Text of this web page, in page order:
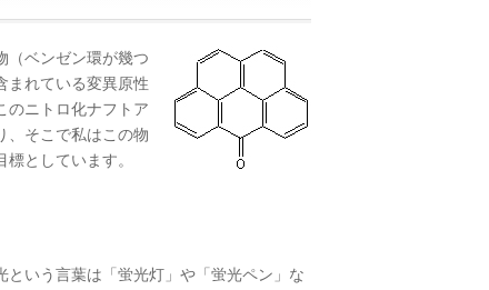
（ベンゼン環が幾つ
まれている変異原性
のニトロ化ナフトア
、そこで私はこの物
としています。
いう言葉は「蛍光灯」や「蛍光ペン」な